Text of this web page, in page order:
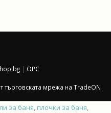
| OPC
търговската мрежа на TradeON
за баня, плочки за баня,